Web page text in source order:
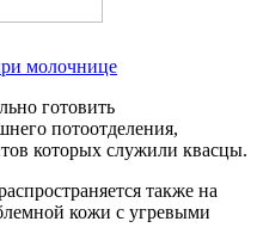
молочнице
готовить
потоотделения,
которых служили квасцы.
также на
кожи с угревыми